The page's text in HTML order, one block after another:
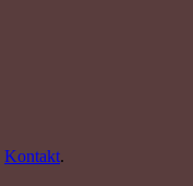
Kontakt.